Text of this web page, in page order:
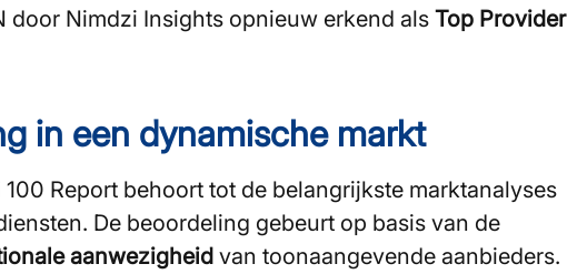
door Nimdzi Insights opnieuw erkend als Top Provider
in een dynamische markt
Report behoort tot de belangrijkste marktanalyses
De beoordeling gebeurt op basis van de
aanwezigheidvan toonaangevende aanbieders.